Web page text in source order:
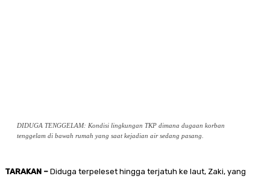
DIDUGA TENGGELAM: Kondisi lingkungan TKP dimana dugaan korban
tenggelam di bawah rumah yang saat kejadian air sedang pasang.
TARAKAN – Diduga terpeleset hingga terjatuh ke laut, Zaki, yang